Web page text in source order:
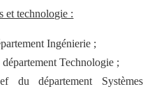
et technologie :
Ingénierie ;
Technologie ;
du département Systèmes